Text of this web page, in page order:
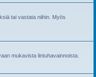
tai vastata niihin. Myös
mukavista lintuhavainnoista.